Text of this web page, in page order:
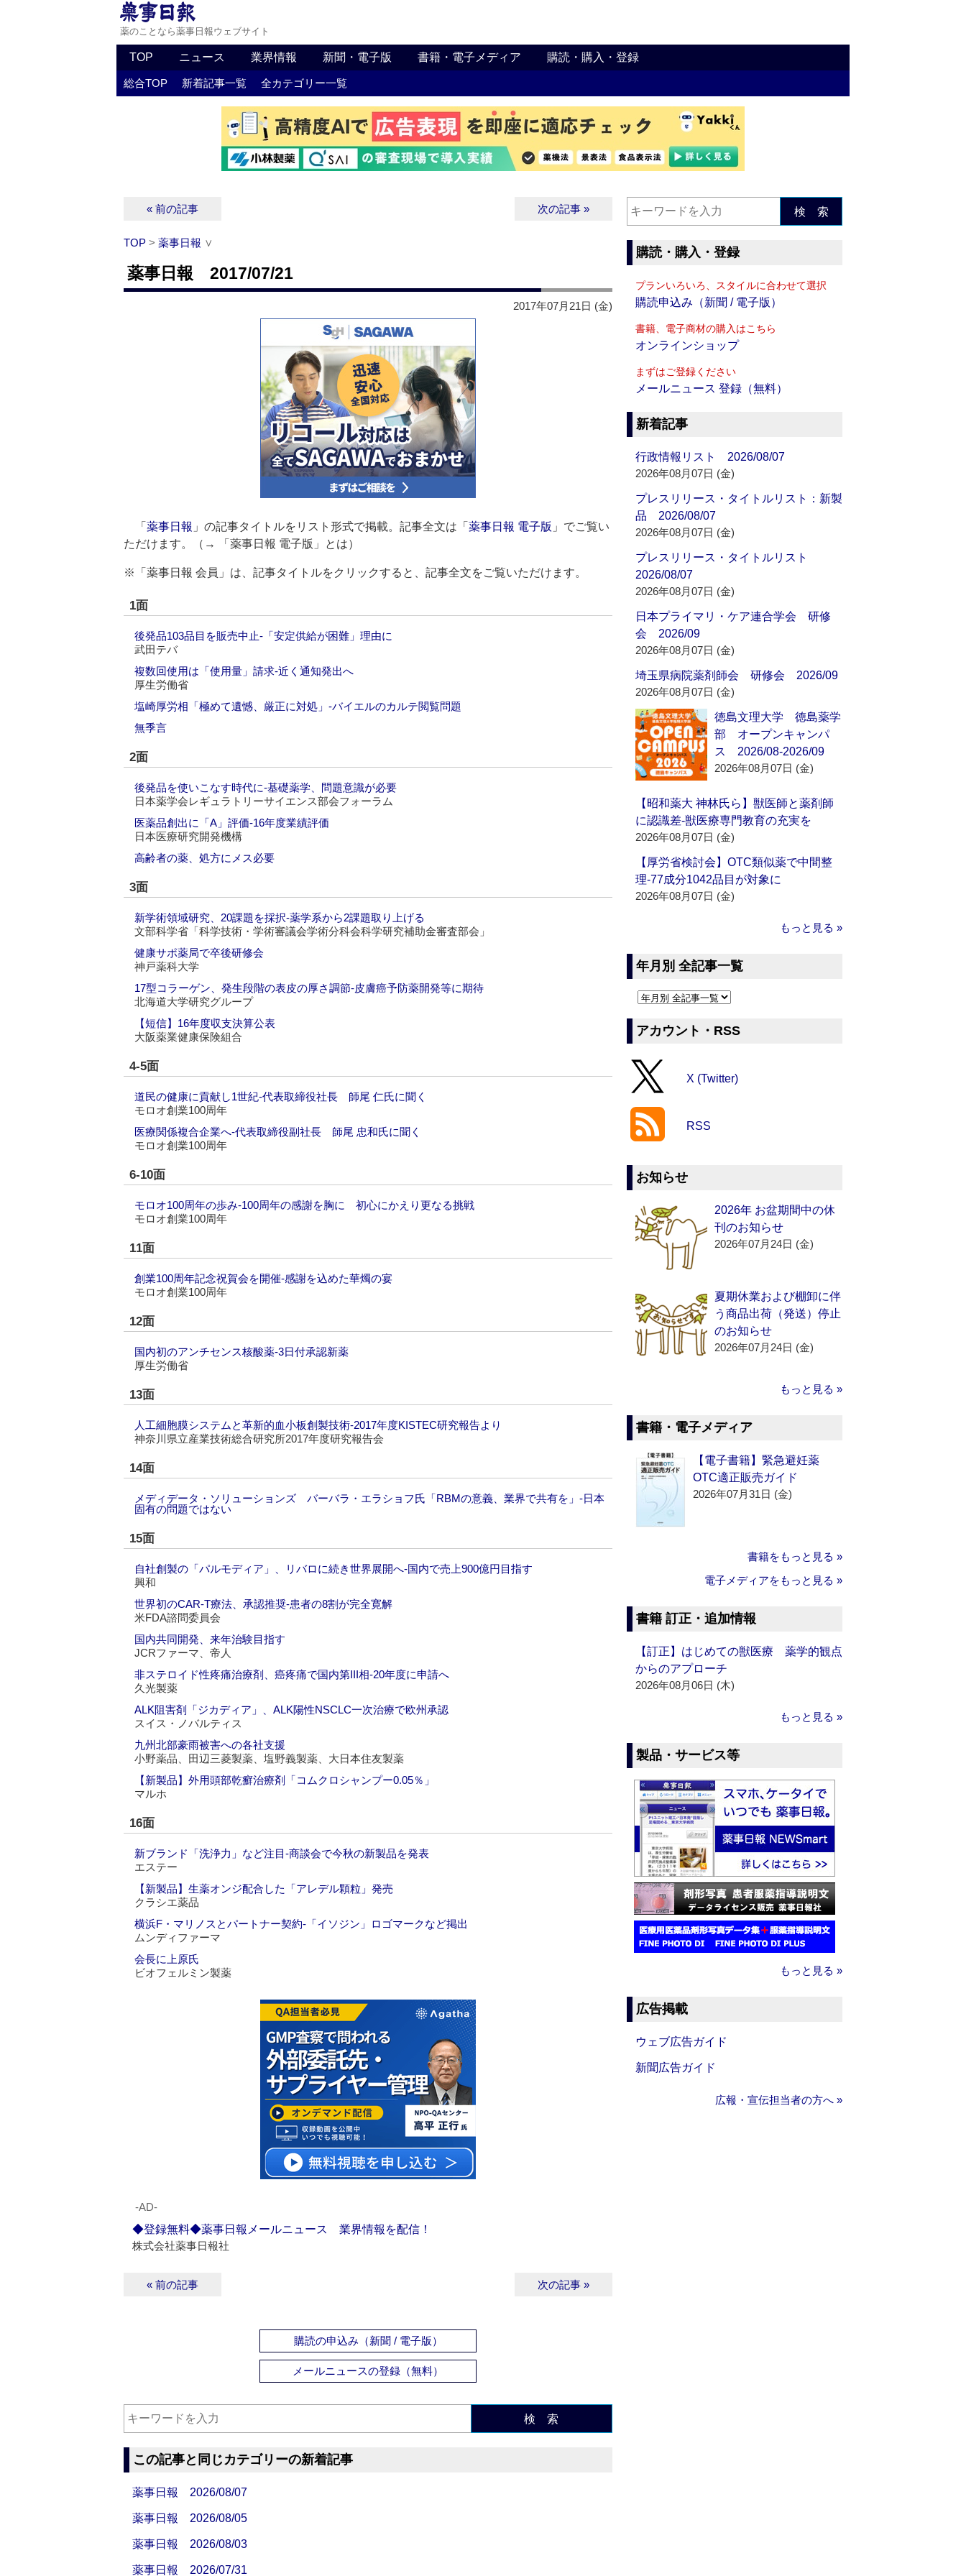
薬のことなら薬事日報ウェブサイト
TOP ニュース 業界情報 新聞・電子版 書籍・電子メディア 購読・購入・登録
総合TOP 新着記事一覧 全カテゴリー一覧
« 前の記事 次の記事 »
TOP > 薬事日報 ∨
薬事日報 2017/07/21
2017年07月21日 (金)
「 薬事日報 」の記事タイトルをリスト形式で掲載。記事全文は「 薬事日報 電子版 」でご覧い
ただけます。（→
「薬事日報 電子版」とは）
※「薬事日報 会員」は、記事タイトルをクリックすると、記事全文をご覧いただけます。
1面
後発品103品目を販売中止‐「安定供給が困難」理由に
武田テバ
複数回使用は「使用量」請求‐近く通知発出へ
厚生労働省
塩崎厚労相「極めて遺憾、厳正に対処」‐バイエルのカルテ閲覧問題
無季言
2面
後発品を使いこなす時代に‐基礎薬学、問題意識が必要
日本薬学会レギュラトリーサイエンス部会フォーラム
医薬品創出に「A」評価‐16年度業績評価
日本医療研究開発機構
高齢者の薬、処方にメス必要
3面
新学術領域研究、20課題を採択‐薬学系から2課題取り上げる
文部科学省「科学技術・学術審議会学術分科会科学研究補助金審査部会」
健康サポ薬局で卒後研修会
神戸薬科大学
17型コラーゲン、発生段階の表皮の厚さ調節‐皮膚癌予防薬開発等に期待
北海道大学研究グループ
【短信】16年度収支決算公表
大阪薬業健康保険組合
4-5面
道民の健康に貢献し1世紀‐代表取締役社長 師尾 仁氏に聞く
モロオ創業100周年
医療関係複合企業へ‐代表取締役副社長 師尾 忠和氏に聞く
モロオ創業100周年
6-10面
モロオ100周年の歩み‐100周年の感謝を胸に 初心にかえり更なる挑戦
モロオ創業100周年
11面
創業100周年記念祝賀会を開催‐感謝を込めた華燭の宴
モロオ創業100周年
12面
国内初のアンチセンス核酸薬‐3日付承認新薬
厚生労働省
13面
人工細胞膜システムと革新的血小板創製技術‐2017年度KISTEC研究報告より
神奈川県立産業技術総合研究所2017年度研究報告会
14面
メディデータ・ソリューションズ バーバラ・エラショフ氏「RBMの意義、業界で共有を」‐日本
固有の問題ではない
15面
自社創製の「パルモディア」、リバロに続き世界展開へ‐国内で売上900億円目指す
興和
世界初のCAR-T療法、承認推奨‐患者の8割が完全寛解
米FDA諮問委員会
国内共同開発、来年治験目指す
JCRファーマ、帝人
非ステロイド性疼痛治療剤、癌疼痛で国内第III相‐20年度に申請へ
久光製薬
ALK阻害剤「ジカディア」、ALK陽性NSCLC一次治療で欧州承認
スイス・ノバルティス
九州北部豪雨被害への各社支援
小野薬品、田辺三菱製薬、塩野義製薬、大日本住友製薬
【新製品】外用頭部乾癬治療剤「コムクロシャンプー0.05％」
マルホ
16面
新ブランド「洗浄力」など注目‐商談会で今秋の新製品を発表
エステー
【新製品】生薬オンジ配合した「アレデル顆粒」発売
クラシエ薬品
横浜F・マリノスとパートナー契約‐「イソジン」ロゴマークなど掲出
ムンディファーマ
会長に上原氏
ビオフェルミン製薬
‐AD‐
◆登録無料◆薬事日報メールニュース 業界情報を配信！
株式会社薬事日報社
« 前の記事 次の記事 »
購読の申込み（新聞 / 電子版）
メールニュースの登録（無料）
検 索
この記事と同じカテゴリーの新着記事
薬事日報 2026/08/07
薬事日報 2026/08/05
薬事日報 2026/08/03
薬事日報 2026/07/31
検 索
購読・購入・登録
プランいろいろ、スタイルに合わせて選択
購読申込み（新聞 / 電子版）
書籍、電子商材の購入はこちら
オンラインショップ
まずはご登録ください
メールニュース 登録（無料）
新着記事
行政情報リスト 2026/08/07
2026年08月07日 (金)
プレスリリース・タイトルリスト：新製
品 2026/08/07
2026年08月07日 (金)
プレスリリース・タイトルリスト
2026/08/07
2026年08月07日 (金)
日本プライマリ・ケア連合学会 研修
会 2026/09
2026年08月07日 (金)
埼玉県病院薬剤師会 研修会 2026/09
2026年08月07日 (金)
徳島文理大学 徳島薬学
部 オープンキャンパ
ス 2026/08-2026/09
2026年08月07日 (金)
【昭和薬大 神林氏ら】獣医師と薬剤師
に認識差‐獣医療専門教育の充実を
2026年08月07日 (金)
【厚労省検討会】OTC類似薬で中間整
理‐77成分1042品目が対象に
2026年08月07日 (金)
もっと見る »
年月別 全記事一覧
アカウント・RSS
X (Twitter)
RSS
お知らせ
2026年 お盆期間中の休
刊のお知らせ
2026年07月24日 (金)
夏期休業および棚卸に伴
う商品出荷（発送）停止
のお知らせ
2026年07月24日 (金)
もっと見る »
書籍・電子メディア
【電子書籍】緊急避妊薬
OTC適正販売ガイド
2026年07月31日 (金)
書籍をもっと見る »
電子メディアをもっと見る »
書籍 訂正・追加情報
【訂正】はじめての獣医療 薬学的観点
からのアプローチ
2026年08月06日 (木)
もっと見る »
製品・サービス等
もっと見る »
広告掲載
ウェブ広告ガイド
新聞広告ガイド
広報・宣伝担当者の方へ »